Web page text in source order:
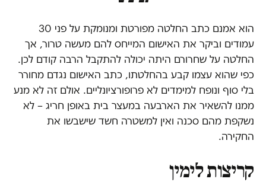
הוא אמנם כתב החלטה מפורטת ומנומקת על פני 30
עמודים וביקר את האישום המייחס להם מעשה טרור, אך
החלטה על שחרורם היתה יכולה להתקבל הרבה קודם לכן.
כפי שהוא עצמו קבע בהחלטתו, כתב האישום נגדם מחורר
בלי סוף ונופח למימדים לא פרופורציונליים. אולם זה לא מנע
ממנו להשאיר את הארבעה במעצר בית באופן חריג – לא
נשקפת מהם סכנה ואין למשטרה חשד שישבשו את
החקירה.
קריצות לימין